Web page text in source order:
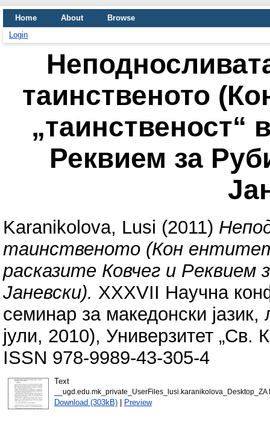
Home About
Browse
Login
таинственото
„таинственост“
Реквием за
Karanikolova, Lusi (2011)
таинственото (Кон
расказите Ковчег и Реквием
Јаневски). XXXVII Научна
семинар за македонски
јули, 2010), Универзитет „Св.
ISSN 978-9989-43-305-4
Text
Download (303kB)| Preview